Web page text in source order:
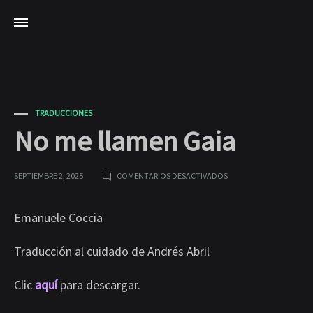
TRADUCCIONES
No me llamen Gaia
SEPTIEMBRE 2, 2025 COMENTARIOS DESACTIVADOSEN
NO
ME
LLAMEN
Emanuele Coccia
Traducción al cuidado de Andrés Abril
Clic aquípara descargar.